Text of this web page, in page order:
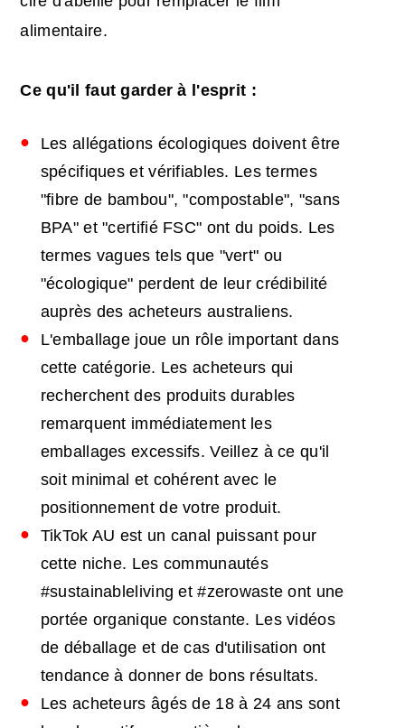
alimentaire.
Ce qu'il faut garder à l'esprit :
Les allégations écologiques doivent être
spécifiques et vérifiables. Les termes
"fibre de bambou", "compostable", "sans
BPA" et "certifié FSC" ont du poids. Les
termes vagues tels que "vert" ou
"écologique" perdent de leur crédibilité
auprès des acheteurs australiens.
L'emballage joue un rôle important dans
cette catégorie. Les acheteurs qui
recherchent des produits durables
remarquent immédiatement les
emballages excessifs. Veillez à ce qu'il
soit minimal et cohérent avec le
positionnement de votre produit.
TikTok AU est un canal puissant pour
cette niche. Les communautés
#sustainableliving et #zerowaste ont une
portée organique constante. Les vidéos
de déballage et de cas d'utilisation ont
tendance à donner de bons résultats.
Les acheteurs âgés de 18 à 24 ans sont